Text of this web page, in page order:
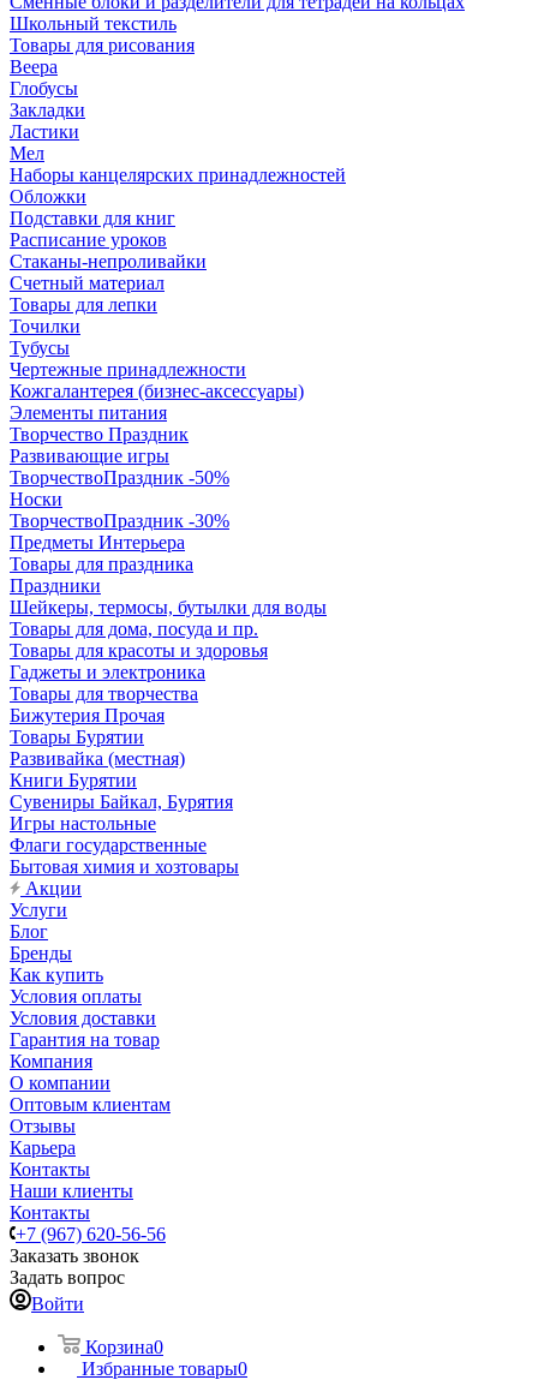
Школьный текстиль
Товары для рисования
Веера
Глобусы
Закладки
Ластики
Мел
Наборы канцелярских принадлежностей
Обложки
Подставки для книг
Расписание уроков
Стаканы-непроливайки
Счетный материал
Товары для лепки
Точилки
Тубусы
Чертежные принадлежности
Кожгалантерея (бизнес-аксессуары)
Элементы питания
Творчество Праздник
Развивающие игры
ТворчествоПраздник -50%
Носки
ТворчествоПраздник -30%
Предметы Интерьера
Товары для праздника
Праздники
Шейкеры, термосы, бутылки для воды
Товары для дома, посуда и пр.
Товары для красоты и здоровья
Гаджеты и электроника
Товары для творчества
Бижутерия Прочая
Товары Бурятии
Развивайка (местная)
Книги Бурятии
Сувениры Байкал, Бурятия
Игры настольные
Флаги государственные
Бытовая химия и хозтовары
Акции
Услуги
Блог
Бренды
Как купить
Условия оплаты
Условия доставки
Гарантия на товар
Компания
О компании
Оптовым клиентам
Отзывы
Карьера
Контакты
Наши клиенты
Контакты
+7 (967) 620-56-56
Заказать звонок
Задать вопрос
Войти
Корзина0
Избранные товары0